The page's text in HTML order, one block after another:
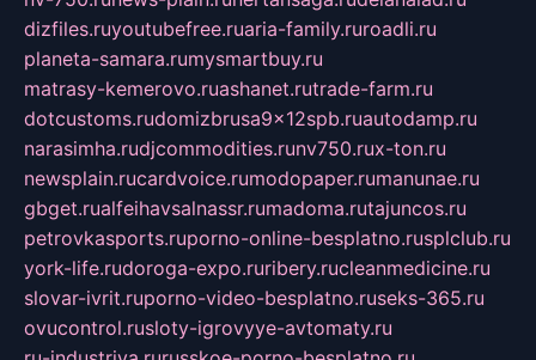
dizfiles.ruyoutubefree.ruaria-family.ruroadli.ru
planeta-samara.rumysmartbuy.ru
matrasy-kemerovo.ruashanet.rutrade-farm.ru
dotcustoms.rudomizbrusa9x12spb.ruautodamp.ru
narasimha.rudjcommodities.runv750.rux-ton.ru
newsplain.rucardvoice.rumodopaper.rumanunae.ru
gbget.rualfeihavsalnassr.rumadoma.rutajuncos.ru
petrovkasports.ruporno-online-besplatno.rusplclub.ru
york-life.rudoroga-expo.ruribery.rucleanmedicine.ru
slovar-ivrit.ruporno-video-besplatno.ruseks-365.ru
ovucontrol.rusloty-igrovyye-avtomaty.ru